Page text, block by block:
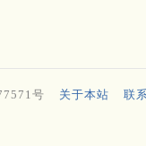
号 关于本站 联